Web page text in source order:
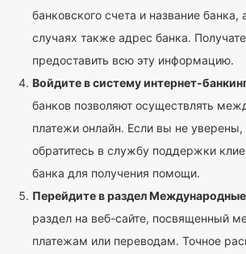
банковского счета и название банка,
случаях также адрес банка.
предоставить всю эту информацию.
Войдите в систему интернет-
банков позволяют осуществлять
платежи онлайн. Если вы не уверены,
обратитесь в службу поддержки
банка для получения помощи.
Перейдите в раздел
раздел на веб-сайте, посвященный
платежам или переводам. Точное